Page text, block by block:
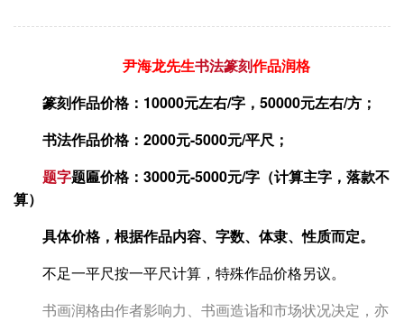
尹海龙先生书法篆刻作品润格
篆刻作品价格：10000元左右/字，50000元左右/方；
书法作品价格：2000元-5000元/平尺；
题字题匾价格：3000元-5000元/字（计算主字，落款不
算）
具体价格，根据作品内容、字数、体隶、性质而定。
不足一平尺按一平尺计算，特殊作品价格另议。
书画润格由作者影响力、书画造诣和市场状况决定，亦